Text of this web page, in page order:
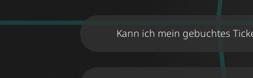
Kann ich mein gebuchtes